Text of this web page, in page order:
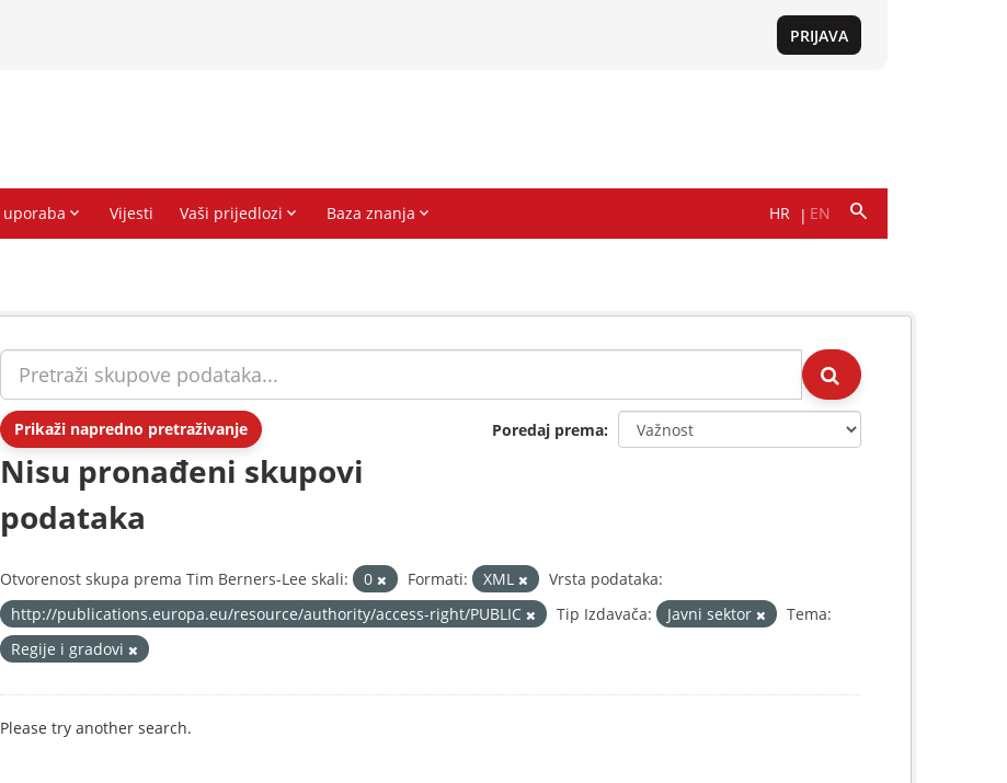
Prikaži napredno pretraživanje Poredaj prema
Nisu pronađeni skupovi
podataka
Otvorenost skupa prema Tim Berners-Lee skali: 0 Formati: XML
Vrsta podataka:
http://publications.europa.eu/resource/authority/access-right/PUBLIC
Tip Izdavača: Javni sektor
Tema:
Regije i gradovi
Please try another search.